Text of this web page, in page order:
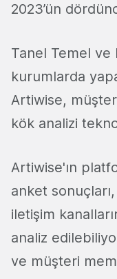
2023’ün
Tanel Temel ve
kurumlarda
Artiwise,
kök analizi
Artiwise'ın
anket
iletişim
analiz
ve müşteri